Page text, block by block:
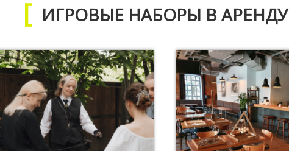
ИГРОВЫЕ НАБОРЫ В АРЕНДУ